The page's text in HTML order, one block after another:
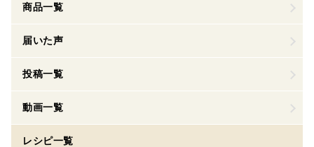
商品一覧
届いた声
投稿一覧
動画一覧
レシピ一覧